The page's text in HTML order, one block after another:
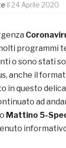
il 24 Aprile 2020
programmi
o sono stati
anche il format
in questo
ad
Mattino 5-